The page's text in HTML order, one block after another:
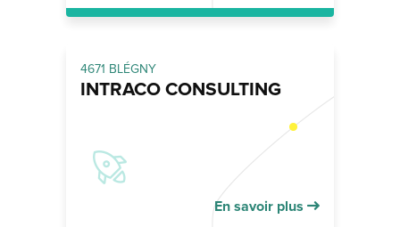
4671 BLÉGNY
INTRACO CONSULTING
En savoir plus